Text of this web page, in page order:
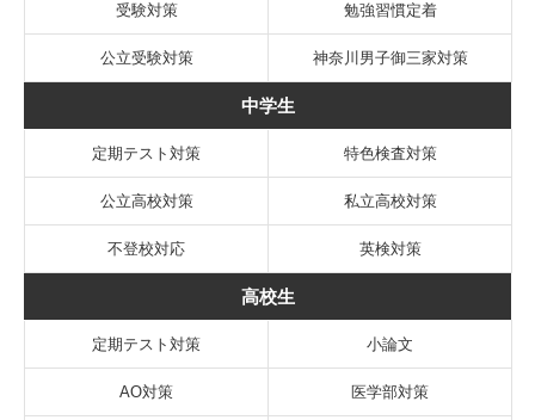
受験対策 勉強習慣定着
公立受験対策 神奈川男子御三家対策
中学生
定期テスト対策 特色検査対策
公立高校対策 私立高校対策
不登校対応 英検対策
高校生
定期テスト対策 小論文
AO対策 医学部対策